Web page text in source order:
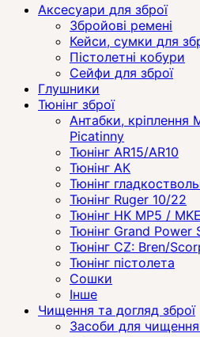
Аксесуари для зброї
Збройові ремені
Кейси, сумки для
Пістолетні кобури
Сейфи для зброї
Глушники
Тюнінг зброї
Антабки, кріплення
Picatinny
Тюнінг AR15/AR10
Тюнінг АК
Тюнінг
Тюнінг Ruger 10/22
Тюнінг HK MP5 / MKE
Тюнінг Grand Power
Тюнінг CZ: Bren/
Тюнінг пістолета
Сошки
Інше
Чищення та догляд зброї
Засоби для чищення